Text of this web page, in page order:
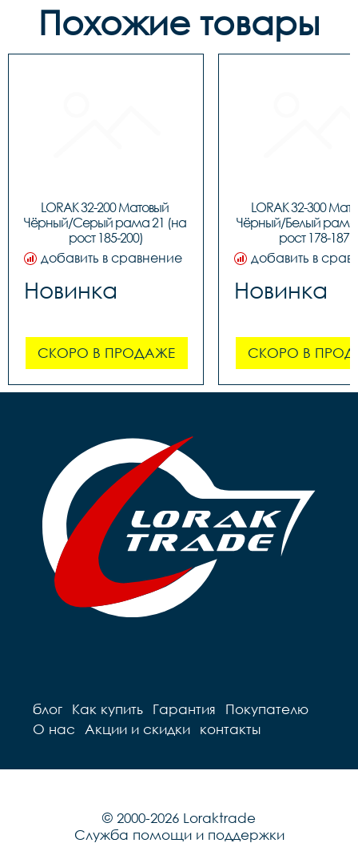
Похожие товары
LORAK 32-200 Матовый
Чёрный/Серый рама 21 (на
рост 185-200)
добавить в сравнение
Новинка
СКОРО В ПРОДАЖЕ
LORAK 32-300
Чёрный/Белый рама
рост 178-187)
добавить в
Новинка
СКОРО В
блог Как купить Гарантия
Покупателю
О нас
Акции и скидки контакты
© 2000-2026 Loraktrade
Служба помощи и поддержки